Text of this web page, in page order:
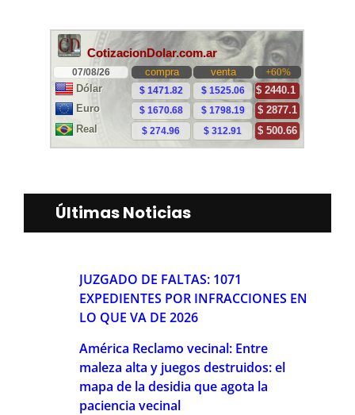
Últimas Noticias
JUZGADO DE FALTAS: 1071
EXPEDIENTES POR INFRACCIONES EN
LO QUE VA DE 2026
América Reclamo vecinal: Entre
maleza alta y juegos destruidos: el
mapa de la desidia que agota la
paciencia vecinal